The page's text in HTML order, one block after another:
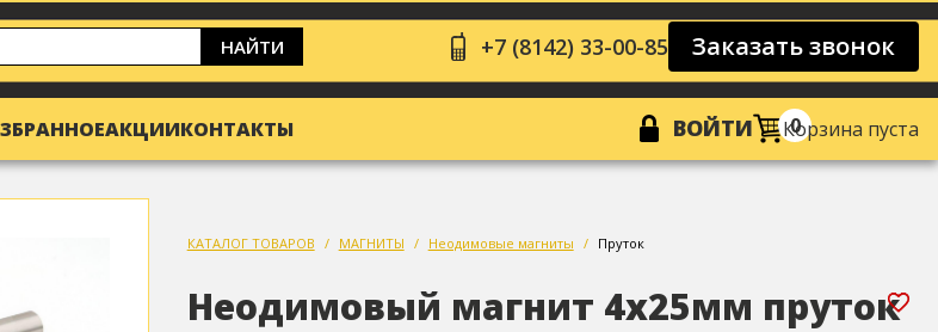
НАЙТИ +7 (8142) 33-00-85 Заказать звонок
АКЦИИКОНТАКТЫ ВОЙТИ 0
Корзина пуста
КАТАЛОГ ТОВАРОВ МАГНИТЫ Неодимовые магниты Пруток
Неодимовый магнит 4х25мм пруток